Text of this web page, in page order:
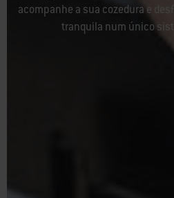
acompanhe a sua cozedura e
tranquila num único